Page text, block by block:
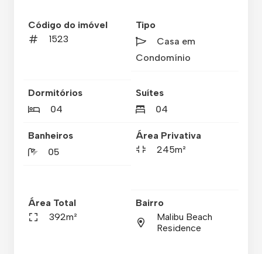
Código do imóvel
1523
Tipo
Casa em
Condomínio
Dormitórios
04
Suítes
04
Banheiros
05
Área Privativa
245m²
Área Total
392m²
Bairro
Malibu Beach
Residence